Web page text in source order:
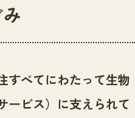
すべてにわたって生物
ービス）に支えられて